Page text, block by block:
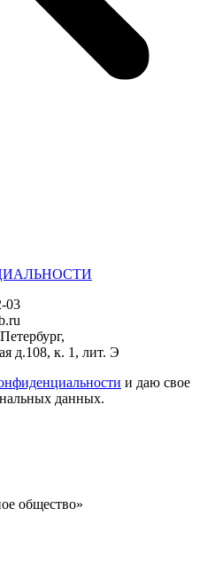
03
д.108, к. 1, лит. Э
и даю свое
данных.
общество»